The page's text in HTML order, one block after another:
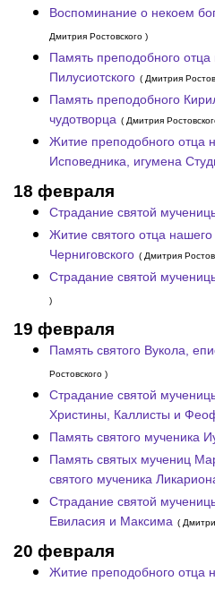
Воспоминание о некоем
Дмитрия Ростовского )
Память преподобного
Пилусиотского ( Дмитрия
Память преподобного
чудотворца ( Дмитрия
Житие преподобного отца
Исповедника, игумена
18 февраля
Страдание святой
Житие святого отца
Черниговского ( Дмитрия
Страдание святой
)
19 февраля
Память святого Вукола,
Ростовского )
Страдание святой
Христины, Каллисты и
Память святого мученика
Память святых мучениц
святого мученика
Страдание святой
Евиласия и Максима (
20 февраля
Житие преподобного отца